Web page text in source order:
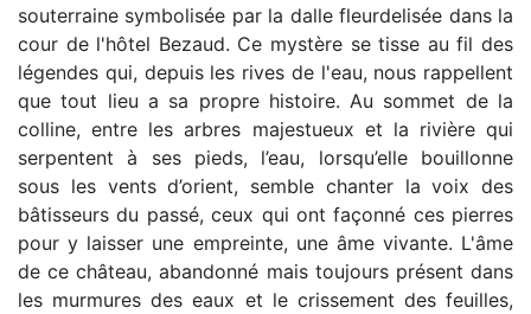
souterraine symbolisée par la dalle fleurdelisée dans la
cour de l'hôtel Bezaud. Ce mystère se tisse au fil des
légendes qui, depuis les rives de l'eau, nous rappellent
que tout lieu a sa propre histoire. Au sommet de la
colline, entre les arbres majestueux et la rivière qui
serpentent à ses pieds, l’eau, lorsqu’elle bouillonne
sous les vents d’orient, semble chanter la voix des
bâtisseurs du passé, ceux qui ont façonné ces pierres
pour y laisser une empreinte, une âme vivante. L'âme
de ce château, abandonné mais toujours présent dans
les murmures des eaux et le crissement des feuilles,